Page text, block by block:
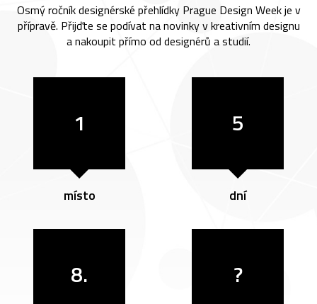
Osmý ročník designérské přehlídky Prague Design Week je v
přípravě. Přijďte se podívat na novinky v kreativním designu
a nakoupit přímo od designérů a studií.
1
místo
5
dní
8. ?